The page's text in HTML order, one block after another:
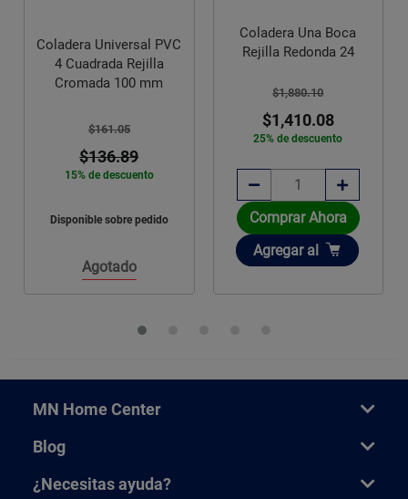
Coladera Universal PVC
4 Cuadrada Rejilla
Cromada 100 mm
$161.05
$136.89
15% de descuento
Disponible sobre pedido
Agotado
Coladera Una Boca
Rejilla Redonda 24
$1,880.10
$1,410.08
25% de descuento
Comprar Ahora
Añadir
Agregar al
MN Home Center
Blog
¿Necesitas ayuda?